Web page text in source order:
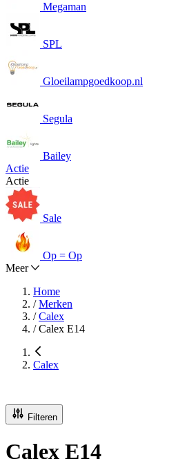
Megaman
SPL
Gloeilampgoedkoop.nl
Segula
Bailey
Actie
Actie
Sale
Op = Op
Meer
Home
/ Merken
/ Calex
/ Calex E14
Calex
Filteren
Calex E14